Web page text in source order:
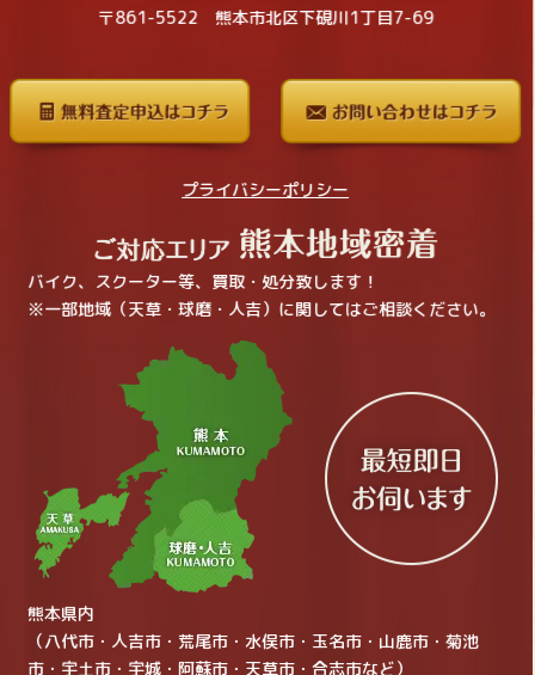
〒861-5522 熊本市北区下硯川1丁目7-69
プライバシーポリシー
バイク、スクーター等、買取・処分致します！
※一部地域（天草・球磨・人吉）に関してはご相談ください。
熊本県内
（八代市・人吉市・荒尾市・水俣市・玉名市・山鹿市・菊池
市・宇土市・宇城・阿蘇市・天草市・合志市など）